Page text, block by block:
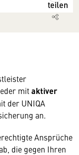
teilen
mitaktiver
der UNIQA
an.
Ansprüche
die gegen Ihren